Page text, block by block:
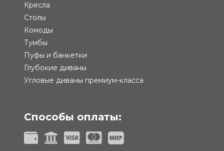
Кресла
Столы
Комоды
Тумбы
Пуфы и банкетки
Глубокие диваны
Угловые диваны премиум-класса
Способы оплаты: